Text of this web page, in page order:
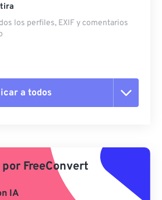
los perfiles, EXIF ​​y comentarios
a todos
el ajuste preestablecido
preestablecido
por FreeConvert
IA